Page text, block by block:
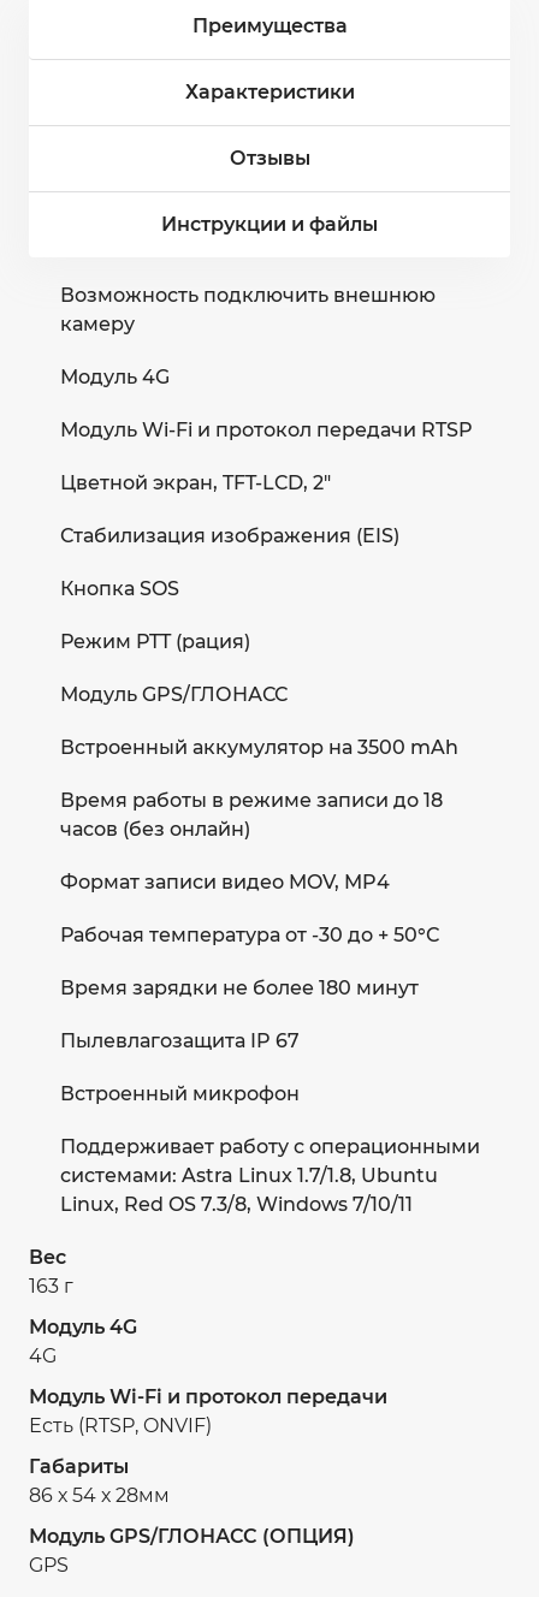
Преимущества
Характеристики
Отзывы
Инструкции и файлы
Возможность подключить внешнюю
камеру
Модуль 4G
Модуль Wi-Fi и протокол передачи RTSP
Цветной экран, TFT-LCD, 2"
Стабилизация изображения (EIS)
Кнопка SOS
Режим PTT (рация)
Модуль GPS/ГЛОНАСС
Встроенный аккумулятор на 3500 mAh
Время работы в режиме записи до 18
часов (без онлайн)
Формат записи видео MOV, MP4
Рабочая температура от -30 до + 50°С
Время зарядки не более 180 минут
Пылевлагозащита IP 67
Встроенный микрофон
Поддерживает работу с операционными
системами: Astra Linux 1.7/1.8, Ubuntu
Linux, Red OS 7.3/8, Windows 7/10/11
Вес
163 г
Модуль 4G
4G
Модуль Wi-Fi и протокол передачи
Есть (RTSP, ONVIF)
Габариты
86 х 54 х 28мм
Модуль GPS/ГЛОНАСС (ОПЦИЯ)
GPS